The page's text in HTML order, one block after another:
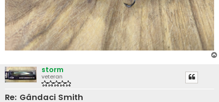
storm
veteran
Re: Gândaci Smith